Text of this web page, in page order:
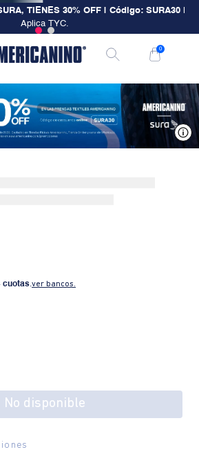
TIENES 30% OFF | Código: SURA30
Aplica TYC.
0
cuotas.ver bancos.
No disponible